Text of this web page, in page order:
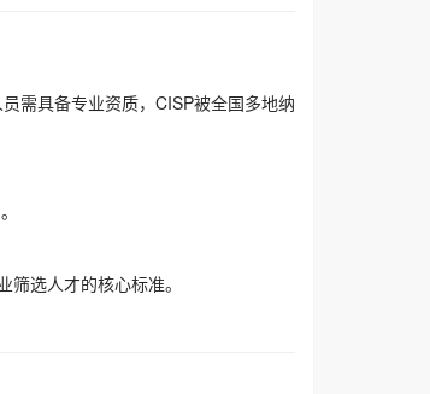
需具备专业资质，CISP被全国多地纳
选人才的核心标准。